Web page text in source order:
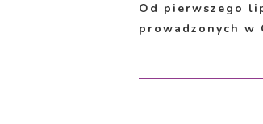
Od pierwszego
prowadzonych w